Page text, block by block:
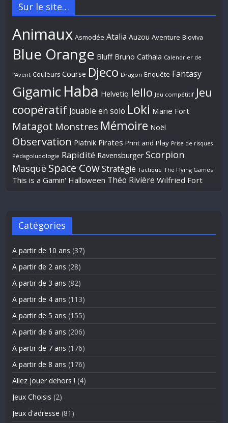
Sur le site…
Animaux Asmodée Atalia Auzou Aventure Bioviva
Blue Orange Bluff Bruno Cathala Calendrier de
l'Avent Couleurs Course Djeco Dragon Enquête Fantasy
Gigamic Haba Helvetiq Iello Jeu compétitif Jeu
coopératif Jouable en solo Loki Marie Fort
Matagot Monstres Mémoire Noël
Observation Piatnik Pirates Print and Play Prise de risques
Pédagoludologie Rapidité Ravensburger Scorpion
Masqué Space Cow Stratégie Tactique The Flying Games
This is a Gamin' Halloween Théo Rivière Wilfried Fort
Catégories
A partir de 10 ans (37)
A partir de 2 ans (28)
A partir de 3 ans (82)
A partir de 4 ans (113)
A partir de 5 ans (155)
A partir de 6 ans (206)
A partir de 7 ans (176)
A partir de 8 ans (176)
Allez jouer dehors ! (4)
Jeux Choisis (2)
Jeux d'adresse (81)